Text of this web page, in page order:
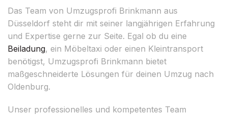
Das Team von Umzugsprofi Brinkmann aus
Düsseldorf steht dir mit seiner langjährigen Erfahrung
und Expertise gerne zur Seite. Egal ob du eine
Beiladung, ein Möbeltaxi oder einen Kleintransport
benötigst, Umzugsprofi Brinkmann bietet
maßgeschneiderte Lösungen für deinen Umzug nach
Oldenburg.
Unser professionelles und kompetentes Team